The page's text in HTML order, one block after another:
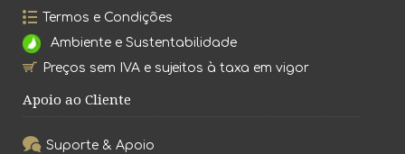
Termos e Condições
Ambiente e Sustentabilidade
Preços sem IVA e sujeitos à taxa em vigor
Apoio ao Cliente
Suporte & Apoio